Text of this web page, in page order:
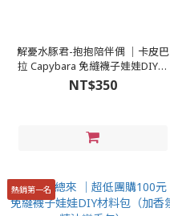
解憂水豚君-抱抱陪伴偶 │卡皮巴
拉 Capybara 免縫襪子娃娃DIY材
料包
NT$350
熱銷第一名